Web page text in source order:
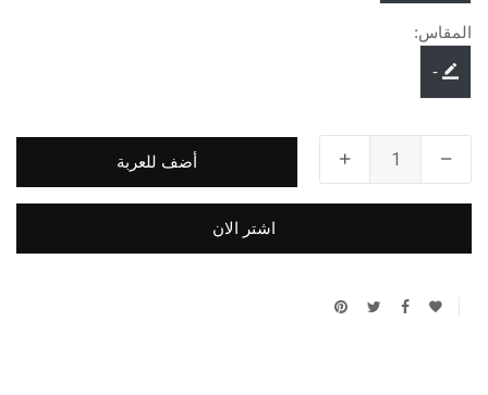
المقاس:
-
أضف للعربة
اشتر الان